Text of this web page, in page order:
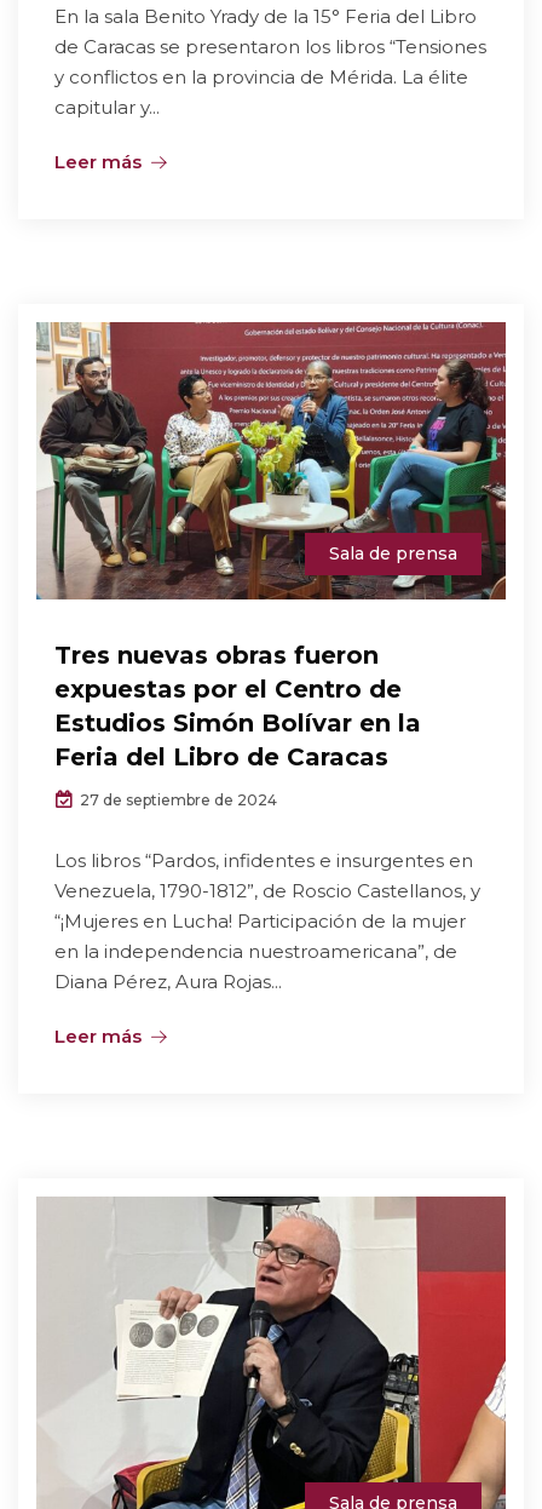
En la sala Benito Yrady de la 15° Feria del Libro
de Caracas se presentaron los libros “Tensiones
y conflictos en la provincia de Mérida. La élite
capitular y...
Leer más
Sala de prensa
Tres nuevas obras fueron
expuestas por el Centro de
Estudios Simón Bolívar en la
Feria del Libro de Caracas
27 de septiembre de 2024
Los libros “Pardos, infidentes e insurgentes en
Venezuela, 1790-1812”, de Roscio Castellanos, y
“¡Mujeres en Lucha! Participación de la mujer
en la independencia nuestroamericana”, de
Diana Pérez, Aura Rojas...
Leer más
Sala de prensa